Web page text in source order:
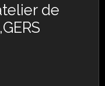
de
ERS